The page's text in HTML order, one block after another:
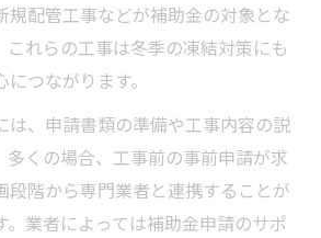
規配管工事などが補助金の対象とな
これらの工事は冬季の凍結対策にも
つながります。
は、申請書類の準備や工事内容の説
多くの場合、工事前の事前申請が求
段階から専門業者と連携することが
。業者によっては補助金申請のサポ